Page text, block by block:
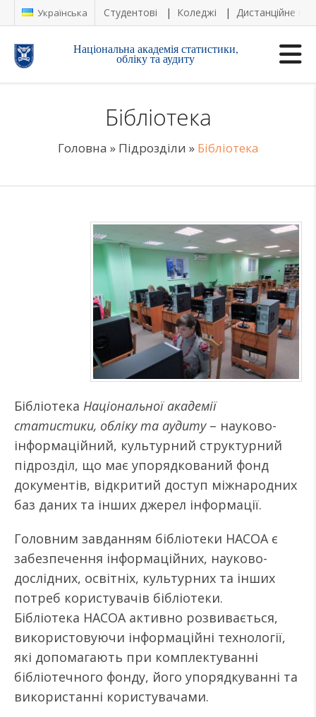
Українська Студентові Коледжі Дистанційне
Національна академія статистики,
обліку та аудиту
Бібліотека
Головна » Підрозділи » Бібліотека
Бібліотека Національної академії
статистики, обліку та аудиту– науково-
інформаційний, культурний структурний
підрозділ, що має упорядкований фонд
документів, відкритий доступ міжнародних
баз даних та інших джерел інформації.
Головним завданням бібліотеки НАСОА є
забезпечення інформаційних, науково-
дослідних, освітніх, культурних та інших
потреб користувачів бібліотеки.
Бібліотека НАСОА активно розвивається,
використовуючи інформаційні технології,
які допомагають при комплектуванні
бібліотечного фонду, його упорядкуванні та
використанні користувачами.